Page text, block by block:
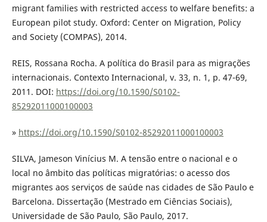
migrant families with restricted access to welfare benefits: a
European pilot study. Oxford: Center on Migration, Policy
and Society (COMPAS), 2014.
REIS, Rossana Rocha. A política do Brasil para as migrações
internacionais. Contexto Internacional, v. 33, n. 1, p. 47-69,
2011. DOI: https://doi.org/10.1590/S0102-
85292011000100003
» https://doi.org/10.1590/S0102-85292011000100003
SILVA, Jameson Vinícius M. A tensão entre o nacional e o
local no âmbito das políticas migratórias: o acesso dos
migrantes aos serviços de saúde nas cidades de São Paulo e
Barcelona. Dissertação (Mestrado em Ciências Sociais),
Universidade de São Paulo, São Paulo, 2017.